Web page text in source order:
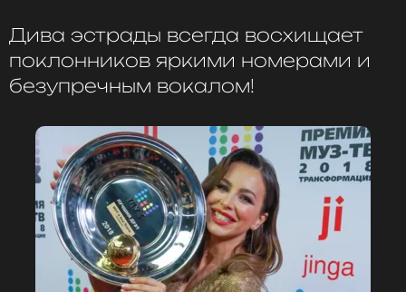
Дива эстрады всегда восхищает
поклонников яркими номерами и
безупречным вокалом!